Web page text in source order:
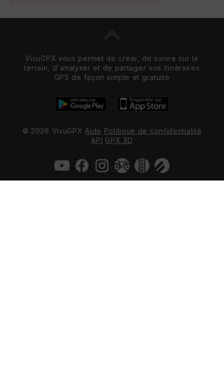
VisuGPX vous permet de créer, de suivre sur le
terrain, d'analyser et de partager vos itinéraires
GPS de façon simple et gratuite
© 2026 VisuGPX Aide Politique de confidentialité
API GPX 3D